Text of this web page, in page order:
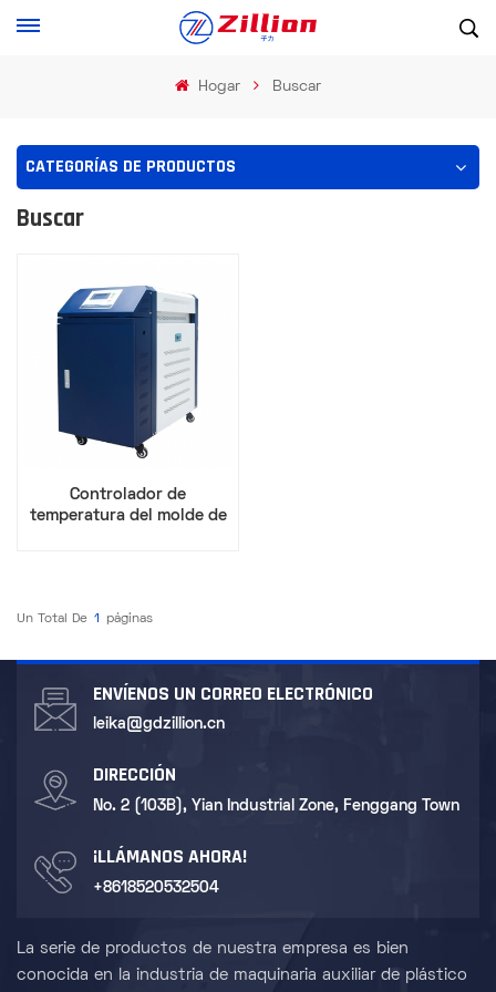
Hogar Buscar
CATEGORÍAS DE PRODUCTOS
Buscar
Controlador de
temperatura del molde de
Un Total De 1 Páginas
ENVÍENOS UN CORREO ELECTRÓNICO
leika@gdzillion.cn
DIRECCIÓN
No. 2 (103B), Yian Industrial Zone, Fenggang Town
¡LLÁMANOS AHORA!
+8618520532504
La serie de productos de nuestra empresa es bien
conocida en la industria de maquinaria auxiliar de plástico